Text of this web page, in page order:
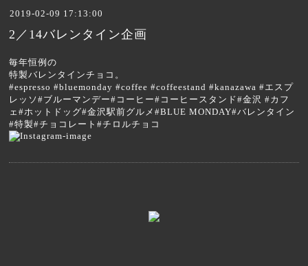
2019-02-09 17:13:00
2／14バレンタイン企画
毎年恒例の
特製バレンタインチョコ。
#espresso #bluemonday #coffee #coffeestand #kanazawa #エスプ
レッソ#ブルーマンデー#コーヒー#コーヒースタンド#金沢 #カフ
ェ#ホットドッグ#金沢駅前グルメ#BLUE MONDAY#バレンタイン
#特製#チョコレート#チロルチョコ